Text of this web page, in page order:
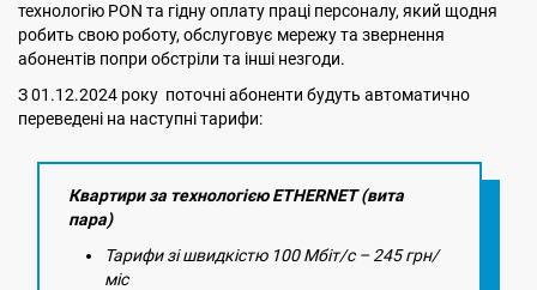
технологію PON та гідну оплату праці персоналу, який щодня
робить свою роботу, обслуговує мережу та звернення
абонентів попри обстріли та інші незгоди.
З 01.12.2024 року поточні абоненти будуть автоматично
переведені на наступні тарифи:
Квартири за технологією ETHERNET (вита
пара)
Тарифи зі швидкістю 100 Мбіт/с – 245 грн/
міс